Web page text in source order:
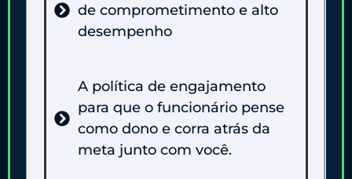
de comprometimento e alto
desempenho
A política de engajamento
para que o funcionário pense
como dono e corra atrás da
meta junto com você.